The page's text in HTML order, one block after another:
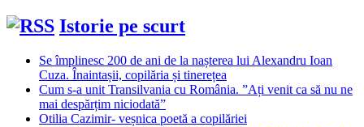
Istorie pe scurt
Se împlinesc 200 de ani de la nașterea lui Alexandru Ioan
Cuza. Înaintașii, copilăria și tinerețea
Cum s-a unit Transilvania cu România. ”Ați venit ca să nu ne
mai despărțim niciodată”
Otilia Cazimir- veșnica poetă a copilăriei